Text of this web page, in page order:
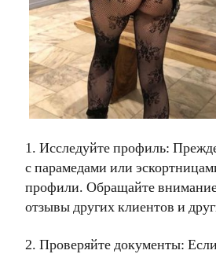
1. Исследуйте профиль:
с парамедами или
профили. Обращайте
отзывы других клиентов и
2. Проверяйте документы: